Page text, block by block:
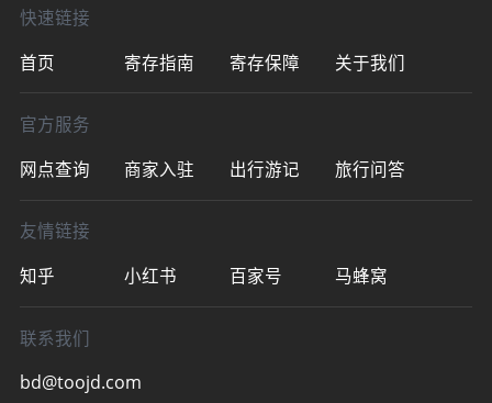
快速链接
首页
寄存指南 寄存保障 关于我们
官方服务
网点查询
商家入驻 出行游记 旅行问答
友情链接
知乎
小红书 百家号 马蜂窝
联系我们
bd@toojd.com